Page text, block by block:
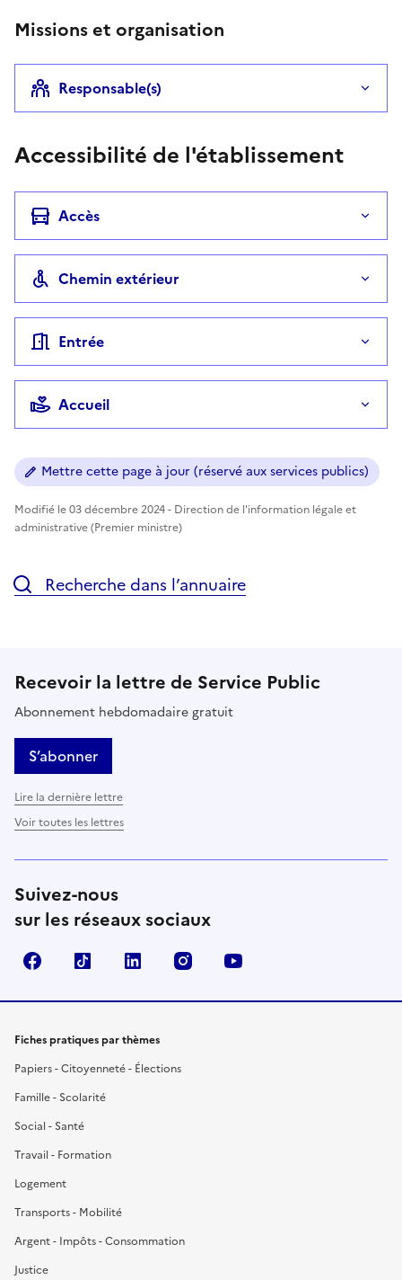
Missions et organisation
Responsable(s)
Accessibilité de l'établissement
Accès
Chemin extérieur
Entrée
Accueil
Mettre cette page à jour (réservé aux services publics)
Modifié le 03 décembre 2024 - Direction de l'information légale et
administrative (Premier ministre)
Recherche dans l’annuaire
Recevoir la lettre de Service Public
Abonnement hebdomadaire gratuit
S’abonner
Lire la dernière lettre
Voir toutes les lettres
Suivez-nous
sur les réseaux sociaux
FacebookTikTok LinkedIn Instagram
Fiches pratiques par thèmes
Papiers - Citoyenneté - Élections
Famille - Scolarité
Social - Santé
Travail - Formation
Logement
Transports - Mobilité
Argent - Impôts - Consommation
Justice